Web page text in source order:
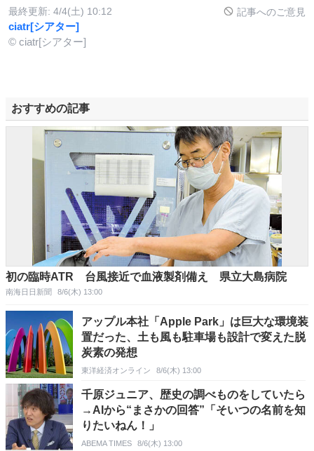
最終更新: 4/4(土) 10:12 記事へのご意見
ciatr[シアター]
© ciatr[シアター]
おすすめの記事
初の臨時ATR 台風接近で血液製剤備え 県立大島病院
南海日日新聞 8/6(木) 13:00
アップル本社「Apple Park」は巨大な環境装
置だった、土も風も駐車場も設計で変えた脱
炭素の発想
東洋経済オンライン 8/6(木) 13:00
千原ジュニア、歴史の調べものをしていたら
→AIから“まさかの回答”「そいつの名前を知
りたいねん！」
ABEMA TIMES 8/6(木) 13:00